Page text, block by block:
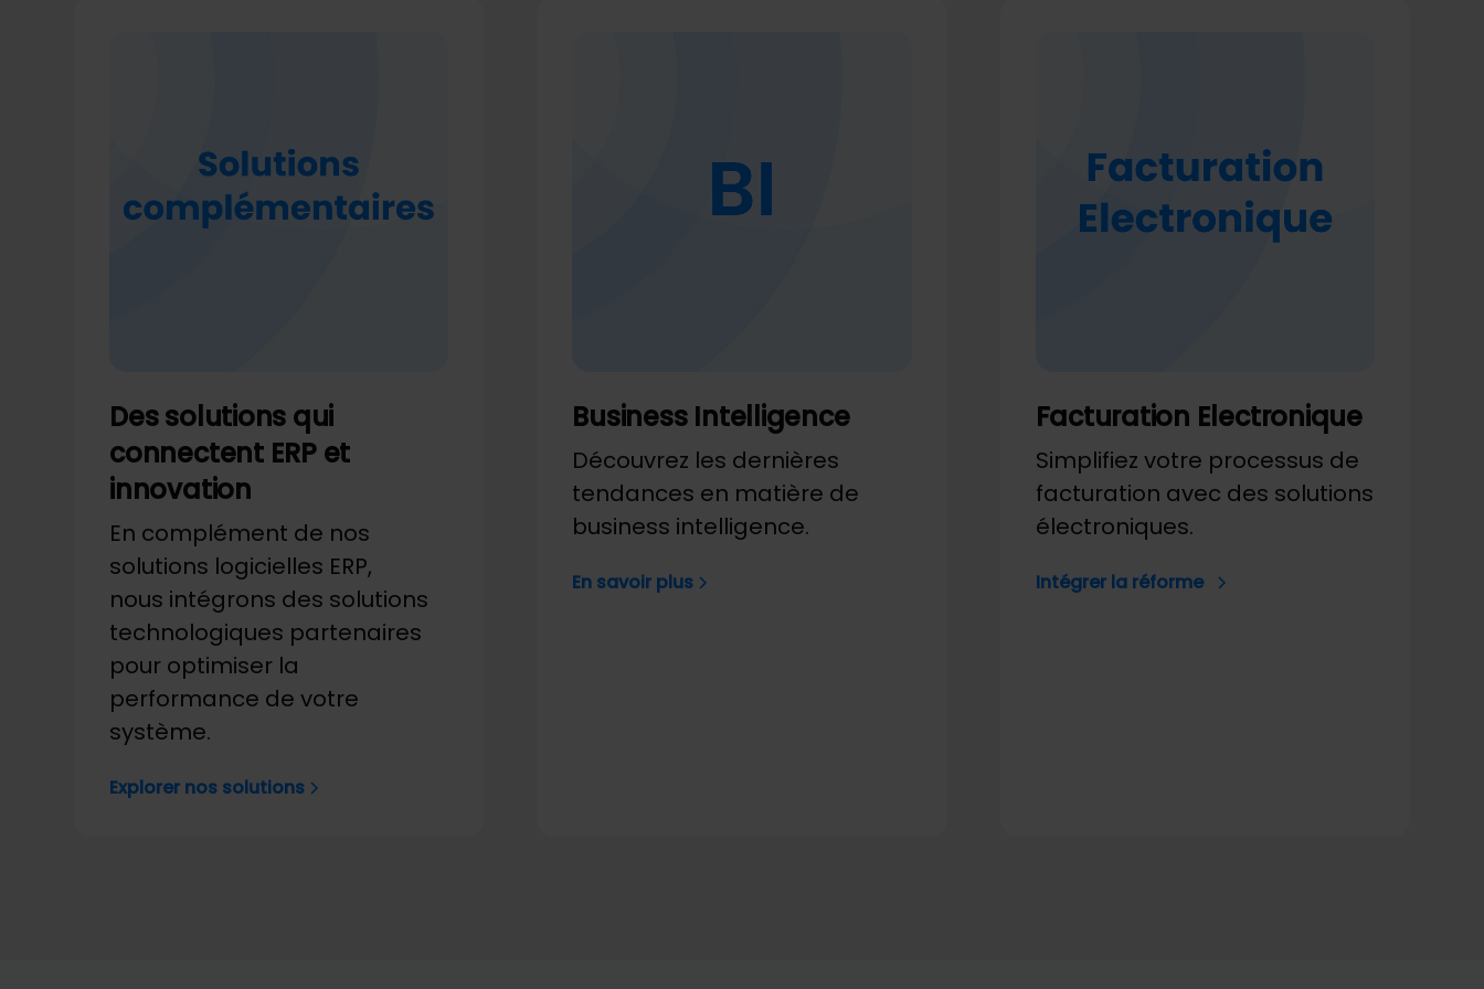
Des solutions qui
connectent ERP et
innovation
En complément de nos
solutions logicielles ERP,
nous intégrons des solutions
technologiques partenaires
pour optimiser la
performance de votre
système.
Explorer nos solutions
Business Intelligence
Découvrez les dernières
tendances en matière de
business intelligence.
En savoir plus
Facturation Electronique
Simplifiez votre processus de
facturation avec des solutions
électroniques.
Intégrer la réforme